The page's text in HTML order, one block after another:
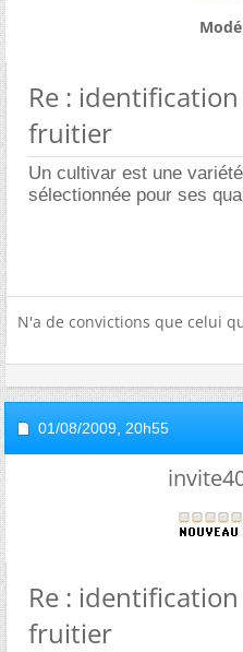
Re :
fruitier
Un cultivar est une
sélectionnée pour ses
N'a de convictions que celui
01/08/2009, 20h55
Re :
fruitier